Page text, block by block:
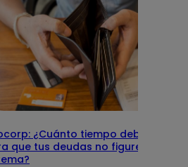
¿Cuánto tiempo debe pasar
que tus deudas no figuren en su